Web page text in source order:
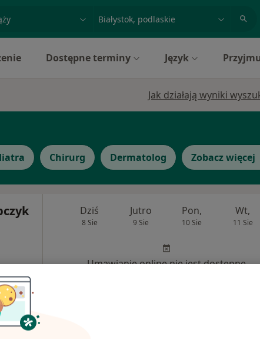
badanie lub nazwisko
Dostępne terminy Język
Jak działają wyniki
Chirurg Dermatolog Zobacz więcej
Dziś
8 Sie
Jutro
9 Sie
Pon,
10 Sie
Wt,
11 Sie
Umawianie online nie jest dostępne